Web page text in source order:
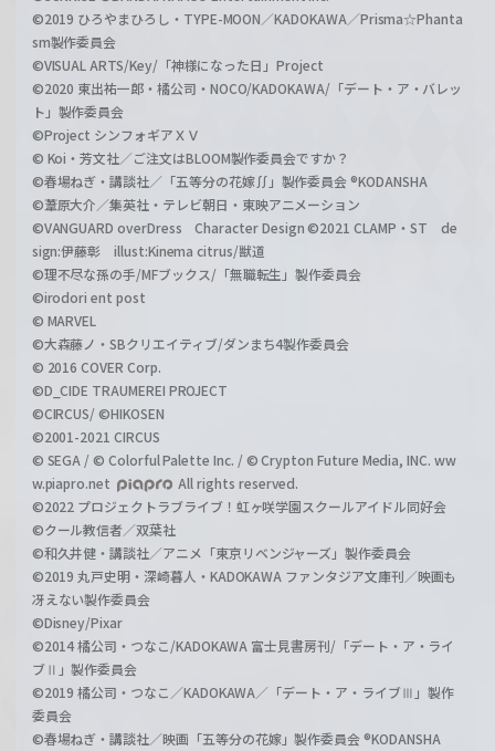
©2019 ひろやまひろし・TYPE-MOON／KADOKAWA／Prisma☆Phanta
sm製作委員会
©VISUAL ARTS/Key/「神様になった日」Project
©2020 東出祐一郎・橘公司・NOCO/KADOKAWA/「デート・ア・バレッ
ト」製作委員会
©Project シンフォギアＸＶ
© Koi・芳文社／ご注文はBLOOM製作委員会ですか？
©春場ねぎ・講談社／「五等分の花嫁∬」製作委員会 ®KODANSHA
©葦原大介／集英社・テレビ朝日・東映アニメーション
©VANGUARD overDress Character Design ©2021 CLAMP・ST de
sign:伊藤彰 illust:Kinema citrus/獣道
©理不尽な孫の手/MFブックス/「無職転生」製作委員会
©irodori ent post
© MARVEL
©大森藤ノ・SBクリエイティブ/ダンまち4製作委員会
© 2016 COVER Corp.
©D_CIDE TRAUMEREI PROJECT
©CIRCUS/ ©HIKOSEN
©2001-2021 CIRCUS
© SEGA / © Colorful Palette Inc. / © Crypton Future Media, INC. ww
w.piapro.net
All rights reserved.
©2022 プロジェクトラブライブ！虹ヶ咲学園スクールアイドル同好会
©クール教信者／双葉社
©和久井健・講談社／アニメ「東京リベンジャーズ」製作委員会
©2019 丸戸史明・深崎暮人・KADOKAWA ファンタジア文庫刊／映画も
冴えない製作委員会
©Disney/Pixar
©2014 橘公司・つなこ/KADOKAWA 富士見書房刊/「デート・ア・ライ
ブⅡ」製作委員会
©2019 橘公司・つなこ／KADOKAWA／「デート・ア・ライブⅢ」製作
委員会
©春場ねぎ・講談社／映画「五等分の花嫁」製作委員会 ®KODANSHA